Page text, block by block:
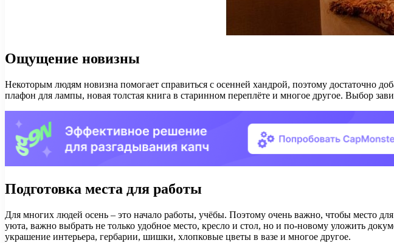
Ощущение новизны
Некоторым людям новизна помогает справиться с осенней хандрой, поэтому достаточно
плафон для лампы, новая толстая книга в старинном переплёте и многое другое. Выбор
Подготовка места для работы
Для многих людей осень – это начало работы, учёбы. Поэтому очень важно, чтобы место
уюта, важно выбрать не только удобное место, кресло и стол, но и по-новому уложить
украшение интерьера, гербарии, шишки, хлопковые цветы в вазе и многое другое.